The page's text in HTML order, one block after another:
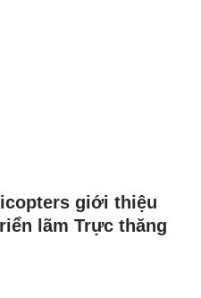
giới thiệu
lãm Trực thăng